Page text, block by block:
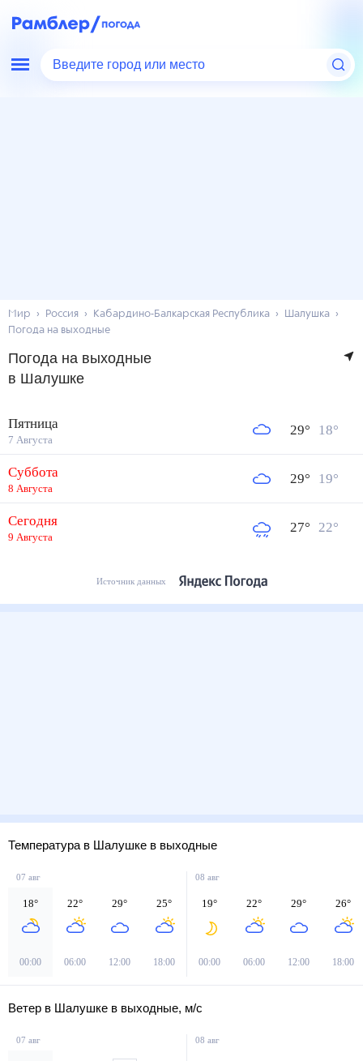
Введите город или место
Мир Россия Кабардино-Балкарская Республика
Шалушка
Погода на выходные
Погода на выходные
в Шалушке
Пятница
7 Августа
29° 18°
Суббота
8 Августа
29° 19°
Сегодня
9 Августа
27° 22°
Источник данных
Температура в Шалушке в выходные
07 авг
18°
00:00
22°
06:00
29°
12:00
25°
18:00
08 авг
19°
00:00
22°
06:00
29°
12:00
26°
18:00
Ветер в Шалушке в выходные, м/с
07 авг 08 авг